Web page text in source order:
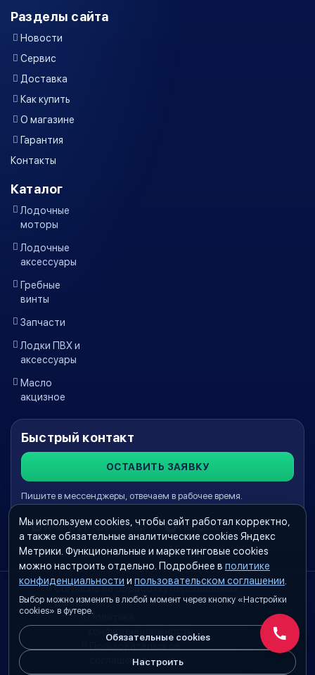
Разделы сайта
Новости
Сервис
Доставка
Как купить
О магазине
Гарантия
Контакты
Каталог
Лодочные
моторы
Лодочные
аксессуары
Гребные
винты
Запчасти
Лодки ПВХ и
аксессуары
Масло
акцизное
Быстрый контакт
ОСТАВИТЬ ЗАЯВКУ
Пишите в мессенджеры, отвечаем в рабочее время.
WhatsApp Краснодар Telegram
Согласие на обработку персональных
данных
Политика
конфиденциальности
соглашение
Мы используем cookies, чтобы сайт работал корректно,
а также обязательные аналитические cookies Яндекс
Метрики. Функциональные и маркетинговые cookies
можно настроить отдельно. Подробнее в политике
конфиденциальности и пользовательском соглашении
Выбор можно изменить в любой момент через кнопку «Настройки
cookies» в футере.
Обязательные cookies
Настроить